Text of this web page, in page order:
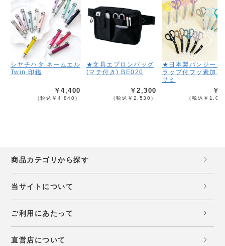
シヤチハタ ネームエル
Twin 印鑑
￥4,400
（税込￥4,840）
★文具エプロンバッグ
(マチ付き) BE020
￥2,300
（税込￥2,530）
★日本製バンジース
ラップ付フッ素加工
サミ
￥
（税込￥
商品カテゴリから探す
当サイトについて
ご利用にあたって
直営店について